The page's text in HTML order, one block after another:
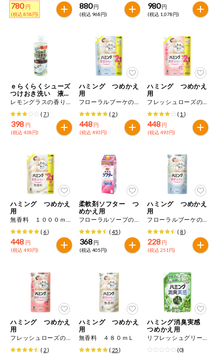
780 円
(税込 858円)
880 円
(税込 968円)
980円
(税込 1,078円)
ｅらくらくシューズ
つけおき洗い 液体
タイプ 消臭ストロ レモングラスの香り ２００ｍＬ
(7)
398 円
(税込 438円)
ハミング つめかえ
用
フローラルブーケの香り １０００ｍＬ
( 2)
448 円
(税込 493円)
ハミング つめかえ
用
フレッシュローズの香り １０００ｍＬ
( 1 )
448 円
(税込 493円)
ハミング つめかえ
用
無香料 １０００ｍＬ
( 6)
448 円
(税込 493円)
柔軟剤ソフター つ
めかえ用
フローラルソープの香り １４００ｍＬ
( 45)
368 円
(税込 405円)
ハミング つめかえ
用
フローラルブーケの香り ４８０ｍＬ
( 8)
228 円
(税込 251円)
ハミング つめかえ
用
フレッシュローズの香り ４８０ｍＬ
( 2)
ハミング つめかえ
用
無香料 ４８０ｍＬ
( 25)
ハミング消臭実感
つめかえ用
リフレッシュグリーンの香り ９３０ｇ
(0)